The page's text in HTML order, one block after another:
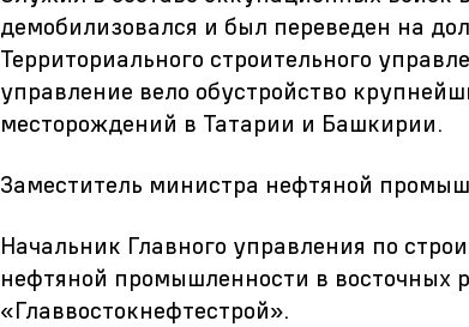
демобилизовался и был переведен на
Территориального строительного
управление вело обустройство
месторождений в Татарии и Башкирии.
Заместитель министра нефтяной
Начальник Главного управления по
нефтяной промышленности в восточных
«Главвостокнефтестрой».